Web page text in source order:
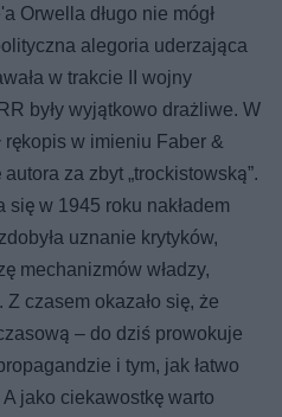
Orwella długo nie mógł
alegoria uderzająca
w trakcie II wojny
były wyjątkowo drażliwe. W
rękopis w imieniu Faber &
za zbyt „trockistowską”.
się w 1945 roku nakładem
uznanie krytyków,
mechanizmów władzy,
czasem okazało się, że
– do dziś prowokuje
i tym, jak łatwo
jako ciekawostkę warto